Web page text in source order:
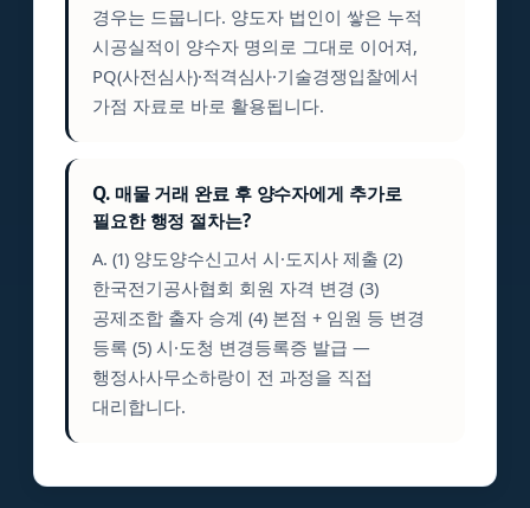
경우는 드뭅니다. 양도자 법인이 쌓은 누적
시공실적이 양수자 명의로 그대로 이어져,
PQ(사전심사)·적격심사·기술경쟁입찰에서
가점 자료로 바로 활용됩니다.
Q. 매물 거래 완료 후 양수자에게 추가로
필요한 행정 절차는?
A. (1) 양도양수신고서 시·도지사 제출 (2)
한국전기공사협회 회원 자격 변경 (3)
공제조합 출자 승계 (4) 본점 + 임원 등 변경
등록 (5) 시·도청 변경등록증 발급 —
행정사사무소하랑이 전 과정을 직접
대리합니다.